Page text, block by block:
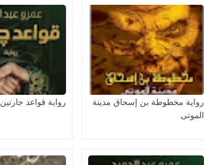
رواية مخطوطة بن إسحاق مدينة
الموتى
رواية قواعد جارتين